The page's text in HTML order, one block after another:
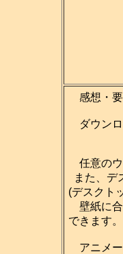
感想・要
ダウンロ
任意のウ
また、デ
(デスクト
壁紙に合
できます。
アニメー